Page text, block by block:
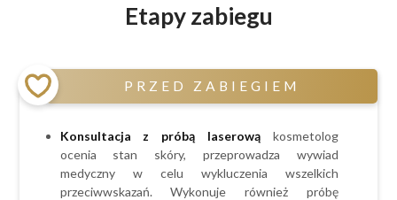
czerwone krosty po goleniu,
świeżo opalony obszar depilacji,
antydepresyjnych, psychotropowych,
hormonalnych, światłouczulających oraz
antybiotyków,
spożywanie alkoholu (na 24h przed zabiegiem)
Przeciwwskazania bezwzględne stałe:
przewlekłe choroby skóry np. bielactwo,
łuszczyca,
Etapy zabiegu
PRZED ZABIEGIEM
Konsultacja z próbą laserową kosmetolog
ocenia stan skóry, przeprowadza wywiad
medyczny w celu wykluczenia wszelkich
przeciwwskazań. Wykonuje również próbę